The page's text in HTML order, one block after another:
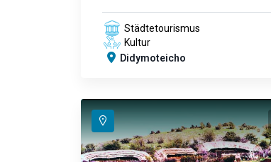
Städtetourismus
Kultur
Didymoteicho